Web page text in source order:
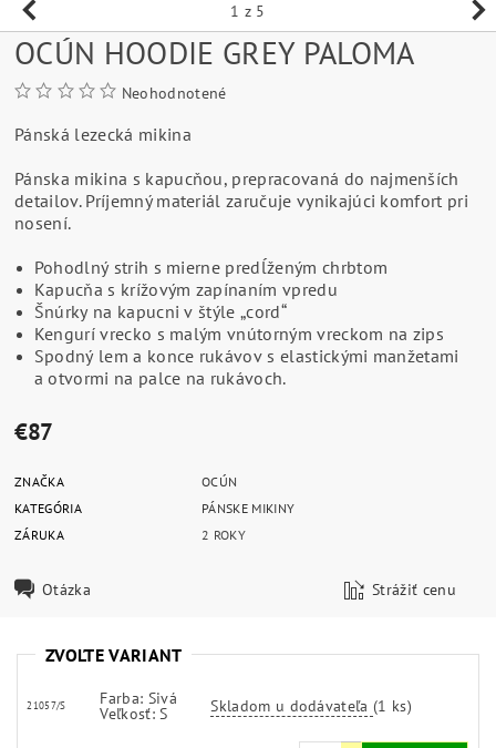
1 z 5
OCÚN HOODIE GREY PALOMA
Neohodnotené
Pánská lezecká mikina
Pánska mikina s kapucňou, prepracovaná do najmenších
detailov. Príjemný materiál zaručuje vynikajúci komfort pri
nosení.
Pohodlný strih s mierne predĺženým chrbtom
Kapucňa s krížovým zapínaním vpredu
Šnúrky na kapucni v štýle „cord“
Kengurí vrecko s malým vnútorným vreckom na zips
Spodný lem a konce rukávov s elastickými manžetami
a otvormi na palce na rukávoch.
€87
ZNAČKA
OCÚN
KATEGÓRIA
PÁNSKE MIKINY
ZÁRUKA
2 ROKY
Otázka Strážiť cenu
ZVOĽTE VARIANT
21057/S Farba: Sivá
Veľkosť: S Skladom u dodávateľa(1 ks)